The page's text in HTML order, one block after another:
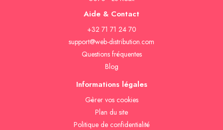
Aide & Contact
+32 71 71 24 70
support@web-distribution.com
Questions fréquentes
Blog
Informations légales
Gèrer vos cookies
Plan du site
Politique de confidentialité